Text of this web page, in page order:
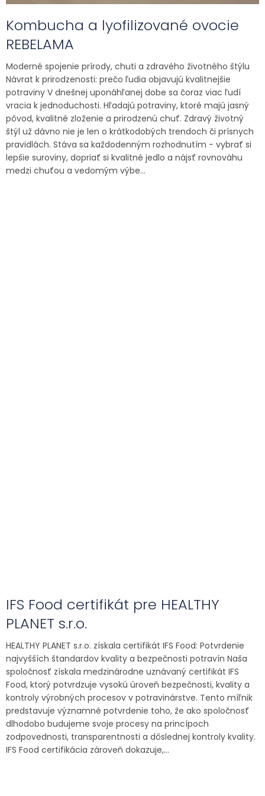
Kombucha a lyofilizované ovocie
REBELAMA
Moderné spojenie prírody, chuti a zdravého životného štýlu
Návrat k prirodzenosti: prečo ľudia objavujú kvalitnejšie
potraviny V dnešnej uponáhľanej dobe sa čoraz viac ľudí
vracia k jednoduchosti. Hľadajú potraviny, ktoré majú jasný
pôvod, kvalitné zloženie a prirodzenú chuť. Zdravý životný
štýl už dávno nie je len o krátkodobých trendoch či prísnych
pravidlách. Stáva sa každodenným rozhodnutím - vybrať si
lepšie suroviny, dopriať si kvalitné jedlo a nájsť rovnováhu
medzi chuťou a vedomým výbe...
IFS Food certifikát pre HEALTHY
PLANET s.r.o.
HEALTHY PLANET s.r.o. získala certifikát IFS Food: Potvrdenie
najvyšších štandardov kvality a bezpečnosti potravín Naša
spoločnosť získala medzinárodne uznávaný certifikát IFS
Food, ktorý potvrdzuje vysokú úroveň bezpečnosti, kvality a
kontroly výrobných procesov v potravinárstve. Tento míľnik
predstavuje významné potvrdenie toho, že ako spoločnosť
dlhodobo budujeme svoje procesy na princípoch
zodpovednosti, transparentnosti a dôslednej kontroly kvality.
IFS Food certifikácia zároveň dokazuje,...